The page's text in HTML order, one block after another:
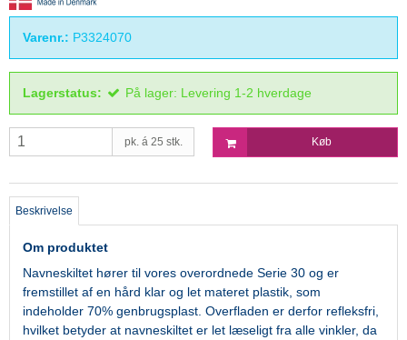
Varenr.: P3324070
Lagerstatus: På lager: Levering 1-2 hverdage
pk. á 25 stk. Køb
Beskrivelse
Om produktet
Navneskiltet hører til vores overordnede Serie 30 og er
fremstillet af en hård klar og let materet plastik, som
indeholder 70% genbrugsplast. Overfladen er derfor refleksfri,
hvilket betyder at navneskiltet er let læseligt fra alle vinkler, da